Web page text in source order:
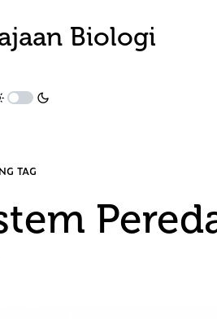
Biologi
TAG